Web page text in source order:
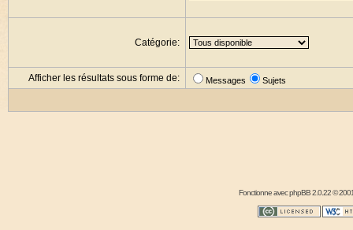
Catégorie:
Afficher les résultats sous forme de: Messages Sujets
Fonctionne avecphpBB2.0.22 ©